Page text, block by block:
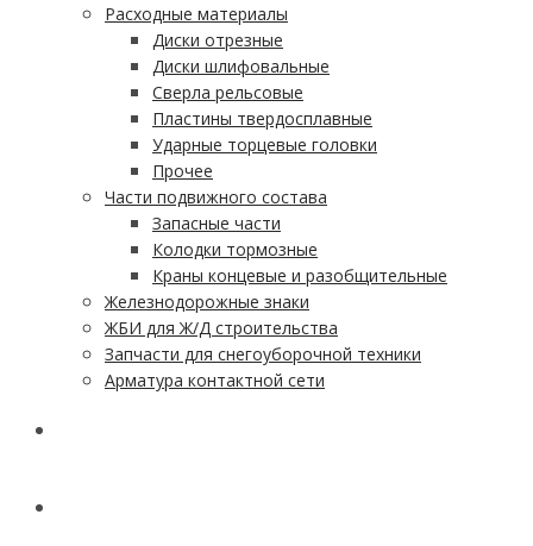
Расходные материалы
Диски отрезные
Диски шлифовальные
Сверла рельсовые
Пластины твердосплавные
Ударные торцевые головки
Прочее
Части подвижного состава
Запасные части
Колодки тормозные
Краны концевые и разобщительные
Железнодорожные знаки
ЖБИ для Ж/Д строительства
Запчасти для снегоуборочной техники
Арматура контактной сети